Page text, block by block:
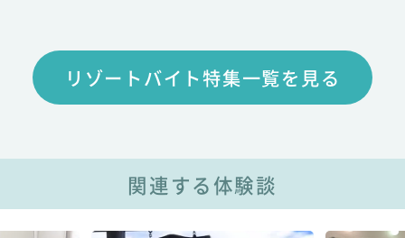
リゾートバイト特集一覧を見る
関連する体験談